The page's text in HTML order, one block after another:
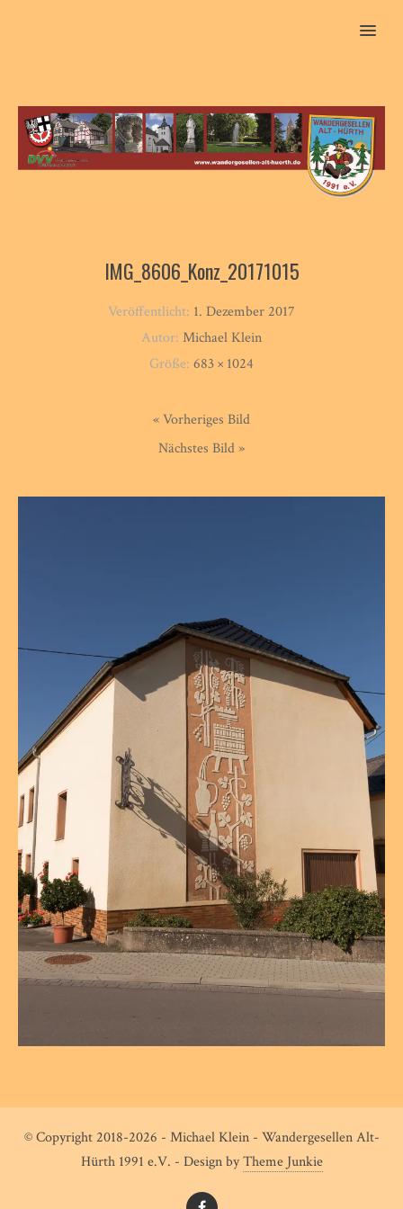
MENU
IMG_8606_Konz_20171015
Veröffentlicht: 1. Dezember 2017
Autor: Michael Klein
Größe: 683 × 1024
« Vorheriges Bild
Nächstes Bild »
© Copyright 2018-2026 - Michael Klein - Wandergesellen Alt-
Hürth 1991 e.V. - Design byTheme Junkie